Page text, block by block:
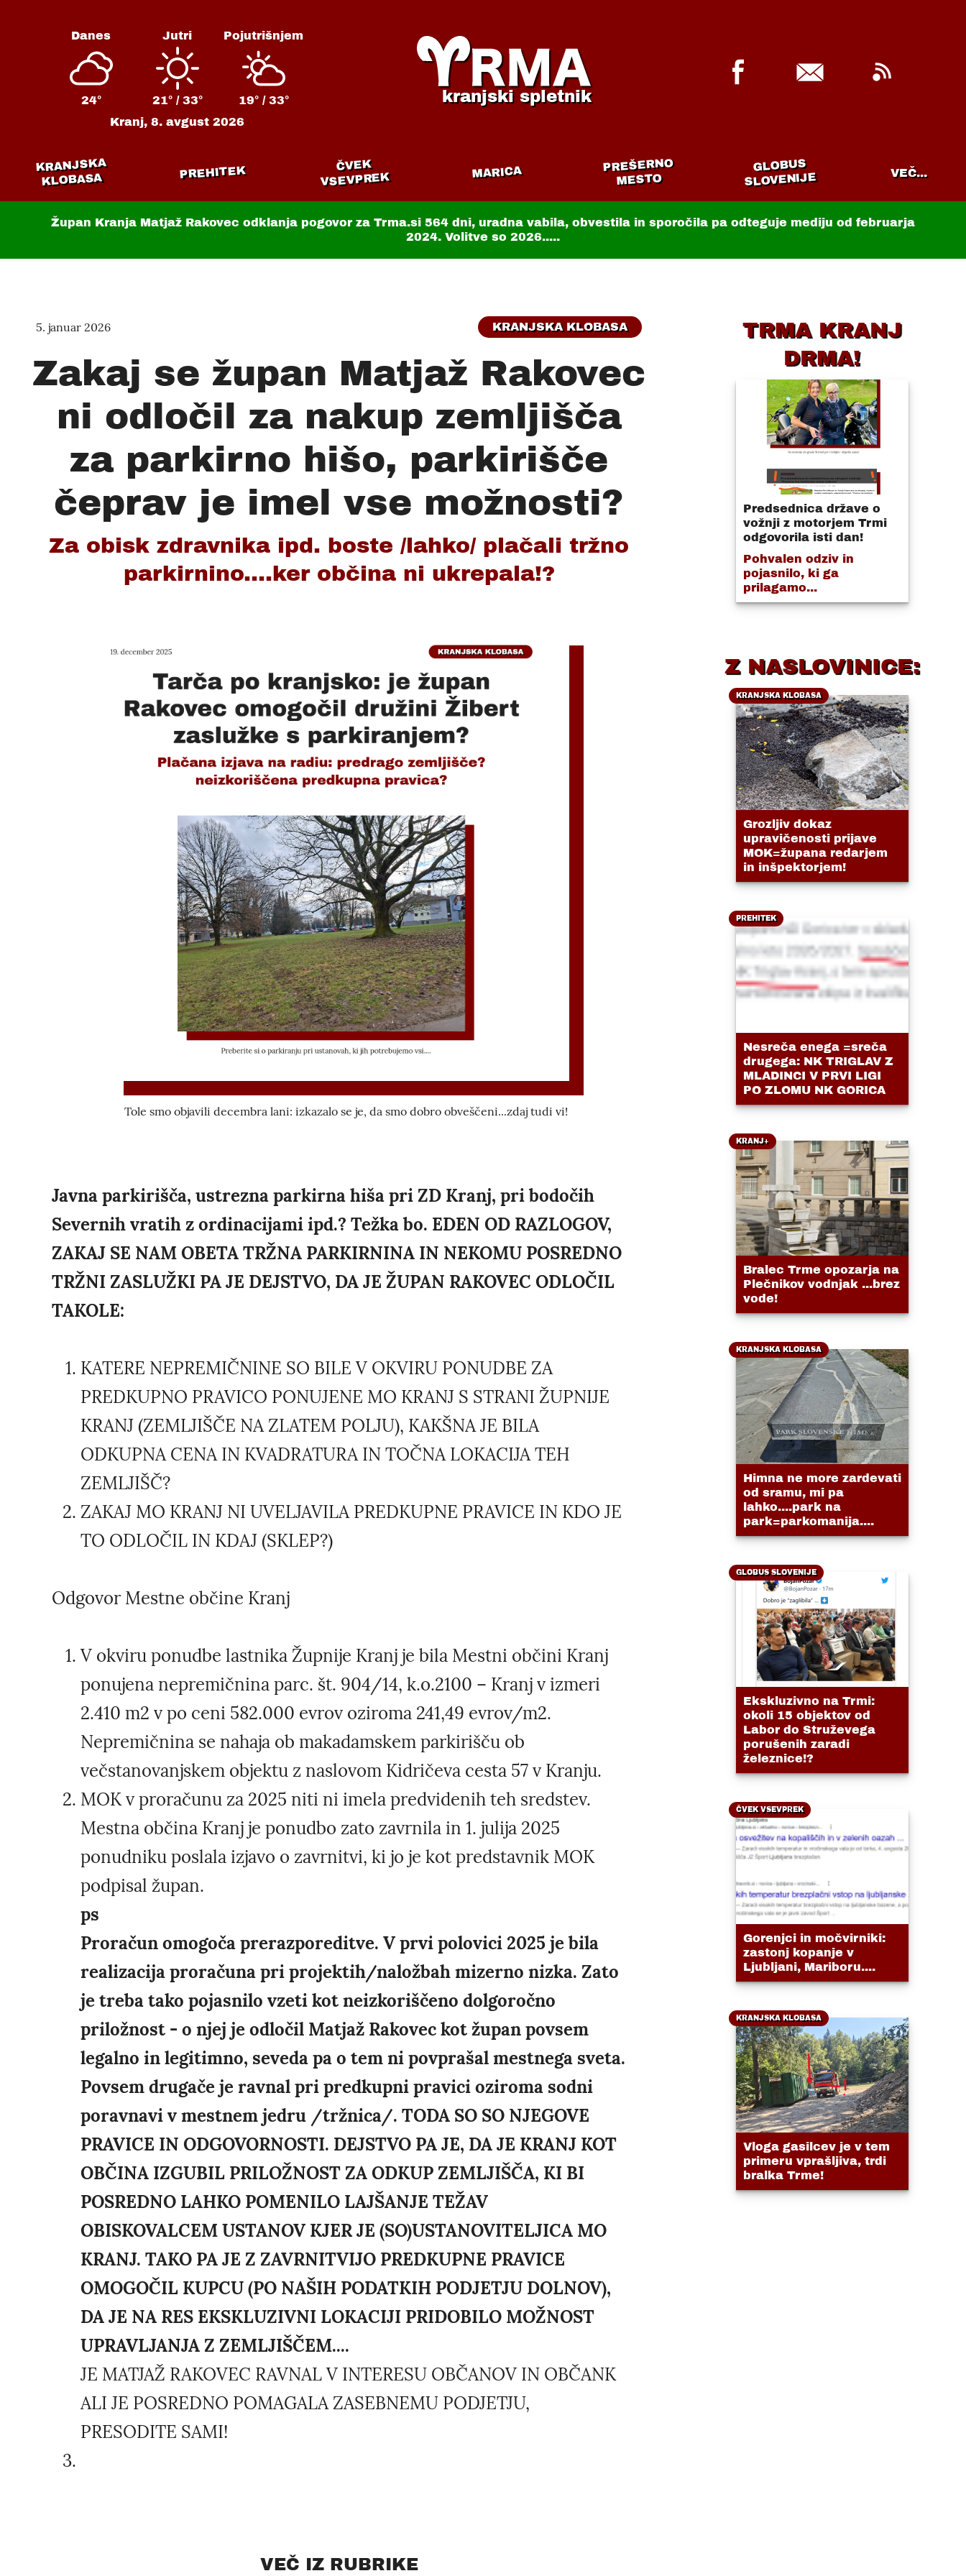
Danes
24°
Jutri
21° / 33°
Pojutrišnjem
19° / 33°
Kranj,8. avgust 2026
kranjski spletnik
KRANJSKA
KLOBASA PREHITEK ČVEK
VSEVPREK MARICA PREŠERNO
MESTO
GLOBUS
SLOVENIJE VEČ...
Župan Kranja Matjaž Rakovec odklanja pogovor za Trma.si 564 dni, uradna vabila, obvestila in sporočila pa odteguje mediju od februarja
2024. Volitve so 2026.....
5. januar 2026 KRANJSKA KLOBASA
Zakaj se župan Matjaž Rakovec
ni odločil za nakup zemljišča
za parkirno hišo, parkirišče
čeprav je imel vse možnosti?
Za obisk zdravnika ipd. boste /lahko/ plačali tržno
parkirnino....ker občina ni ukrepala!?
Tole smo objavili decembra lani: izkazalo se je, da smo dobro obveščeni...zdaj tudi vi!
Javna parkirišča, ustrezna parkirna hiša pri ZD Kranj, pri bodočih
Severnih vratih z ordinacijami ipd.? Težka bo. EDEN OD RAZLOGOV,
ZAKAJ SE NAM OBETA TRŽNA PARKIRNINA IN NEKOMU POSREDNO
TRŽNI ZASLUŽKI PA JE DEJSTVO, DA JE ŽUPAN RAKOVEC ODLOČIL
TAKOLE:
KATERE NEPREMIČNINE SO BILE V OKVIRU PONUDBE ZA
PREDKUPNO PRAVICO PONUJENE MO KRANJ S STRANI ŽUPNIJE
KRANJ (ZEMLJIŠČE NA ZLATEM POLJU), KAKŠNA JE BILA
ODKUPNA CENA IN KVADRATURA IN TOČNA LOKACIJA TEH
ZEMLJIŠČ?
ZAKAJ MO KRANJ NI UVELJAVILA PREDKUPNE PRAVICE IN KDO JE
TO ODLOČIL IN KDAJ (SKLEP?)
Odgovor Mestne občine Kranj
V okviru ponudbe lastnika Župnije Kranj je bila Mestni občini Kranj
ponujena nepremičnina parc. št. 904/14, k.o.2100 – Kranj v izmeri
2.410 m2 v po ceni 582.000 evrov oziroma 241,49 evrov/m2.
Nepremičnina se nahaja ob makadamskem parkirišču ob
večstanovanjskem objektu z naslovom Kidričeva cesta 57 v Kranju.
MOK v proračunu za 2025 niti ni imela predvidenih teh sredstev.
Mestna občina Kranj je ponudbo zato zavrnila in 1. julija 2025
ponudniku poslala izjavo o zavrnitvi, ki jo je kot predstavnik MOK
podpisal župan.
ps
Proračun omogoča prerazporeditve. V prvi polovici 2025 je bila
realizacija proračuna pri projektih/naložbah mizerno nizka. Zato
je treba tako pojasnilo vzeti kot neizkoriščeno dolgoročno
priložnost - o njej je odločil Matjaž Rakovec kot župan povsem
legalno in legitimno, seveda pa o tem ni povprašal mestnega sveta.
Povsem drugače je ravnal pri predkupni pravici oziroma sodni
poravnavi v mestnem jedru /tržnica/. TODA SO SO NJEGOVE
PRAVICE IN ODGOVORNOSTI. DEJSTVO PA JE, DA JE KRANJ KOT
OBČINA IZGUBIL PRILOŽNOST ZA ODKUP ZEMLJIŠČA, KI BI
POSREDNO LAHKO POMENILO LAJŠANJE TEŽAV
OBISKOVALCEM USTANOV KJER JE (SO)USTANOVITELJICA MO
KRANJ. TAKO PA JE Z ZAVRNITVIJO PREDKUPNE PRAVICE
OMOGOČIL KUPCU (PO NAŠIH PODATKIH PODJETJU DOLNOV),
DA JE NA RES EKSKLUZIVNI LOKACIJI PRIDOBILO MOŽNOST
UPRAVLJANJA Z ZEMLJIŠČEM....
JE MATJAŽ RAKOVEC RAVNAL V INTERESU OBČANOV IN OBČANK
ALI JE POSREDNO POMAGALA ZASEBNEMU PODJETJU,
PRESODITE SAMI!
VEČ IZ RUBRIKE
TRMA KRANJ
DRMA!
Predsednica države o
vožnji z motorjem Trmi
odgovorila isti dan!
Pohvalen odziv in
pojasnilo, ki ga
prilagamo...
Z NASLOVINICE:
KRANJSKA KLOBASA
Grozljiv dokaz
upravičenosti prijave
MOK=župana redarjem
in inšpektorjem!
PREHITEK
Nesreča enega =sreča
drugega: NK TRIGLAV Z
MLADINCI V PRVI LIGI
PO ZLOMU NK GORICA
KRANJ+
Bralec Trme opozarja na
Plečnikov vodnjak ...brez
vode!
KRANJSKA KLOBASA
Himna ne more zardevati
od sramu, mi pa
lahko....park na
park=parkomanija....
GLOBUS SLOVENIJE
Ekskluzivno na Trmi:
okoli 15 objektov od
Labor do Struževega
porušenih zaradi
železnice!?
ČVEK VSEVPREK
Gorenjci in močvirniki:
zastonj kopanje v
Ljubljani, Mariboru....
KRANJSKA KLOBASA
Vloga gasilcev je v tem
primeru vprašljiva, trdi
bralka Trme!